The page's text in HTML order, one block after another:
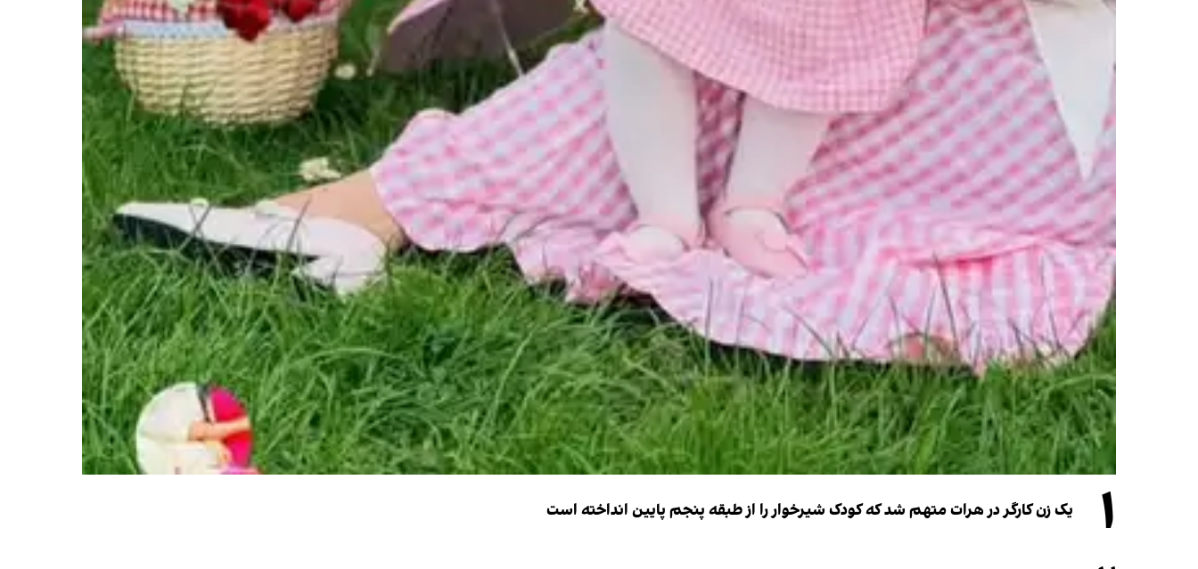
۱ یک زن کارگر در هرات متهم شد که کودک شیرخوار را از طبقه پنجم پایین انداخته است